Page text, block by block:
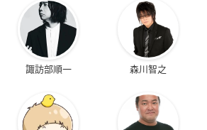
諏訪部順一 森川智之